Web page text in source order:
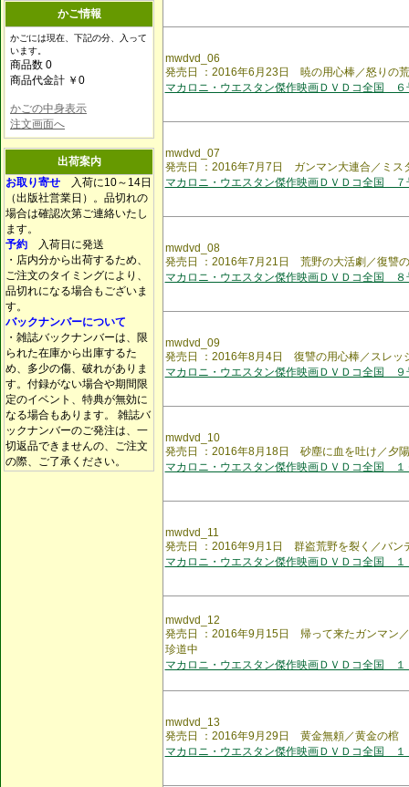
かご情報
かごには現在、下記の分、入って
います。
商品数 0
商品代金計 ￥0
かごの中身表示
注文画面へ
出荷案内
お取り寄せ 入荷に10～14日
（出版社営業日）。品切れの
場合は確認次第ご連絡いたし
ます。
予約 入荷日に発送
・店内分から出荷するため、
ご注文のタイミングにより、
品切れになる場合もございま
す。
バックナンバーについて
・雑誌バックナンバーは、限
られた在庫から出庫するた
め、多少の傷、破れがありま
す。付録がない場合や期間限
定のイベント、特典が無効に
なる場合もあります。 雑誌バ
ックナンバーのご発注は、一
切返品できませんの、ご注文
の際、ご了承ください。
mwdvd_06
発売日 ：2016年6月23日 暁の用心棒／怒りの
マカロニ・ウエスタン傑作映画ＤＶＤコ全国 ６
mwdvd_07
発売日 ：2016年7月7日 ガンマン大連合／ミス
マカロニ・ウエスタン傑作映画ＤＶＤコ全国 ７
mwdvd_08
発売日 ：2016年7月21日 荒野の大活劇／復讐
マカロニ・ウエスタン傑作映画ＤＶＤコ全国 ８
mwdvd_09
発売日 ：2016年8月4日 復讐の用心棒／スレッ
マカロニ・ウエスタン傑作映画ＤＶＤコ全国 ９
mwdvd_10
発売日 ：2016年8月18日 砂塵に血を吐け／夕
マカロニ・ウエスタン傑作映画ＤＶＤコ全国 １
mwdvd_11
発売日 ：2016年9月1日 群盗荒野を裂く／バン
マカロニ・ウエスタン傑作映画ＤＶＤコ全国 １
mwdvd_12
発売日 ：2016年9月15日 帰って来たガンマン
珍道中
マカロニ・ウエスタン傑作映画ＤＶＤコ全国 １
mwdvd_13
発売日 ：2016年9月29日 黄金無頼／黄金の棺
マカロニ・ウエスタン傑作映画ＤＶＤコ全国 １